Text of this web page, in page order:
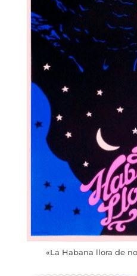
«La Habana llora de